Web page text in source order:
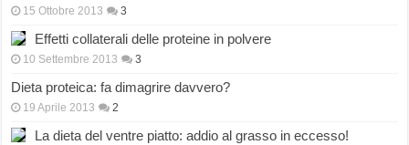
15 Ottobre 2013 3
Effetti collaterali delle proteine in polvere
10 Settembre 2013 3
Dieta proteica: fa dimagrire davvero?
19 Aprile 2013 2
La dieta del ventre piatto: addio al grasso in eccesso!